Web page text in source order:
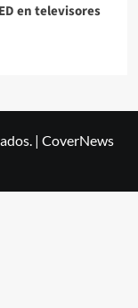
en televisores
| CoverNews